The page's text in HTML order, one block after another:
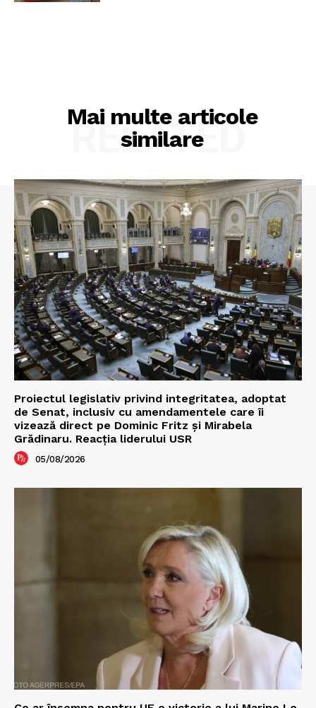
Mai multe articole
similare
RELATED
Proiectul legislativ privind integritatea, adoptat
de Senat, inclusiv cu amendamentele care îi
vizează direct pe Dominic Fritz și Mirabela
Grădinaru. Reacția liderului USR
05/08/2026